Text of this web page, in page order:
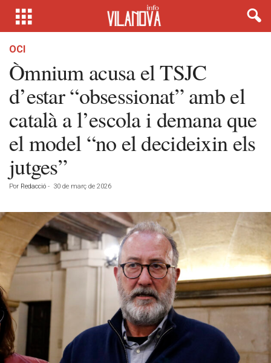
OCI
Òmnium acusa el TSJC
d’estar “obsessionat” amb el
català a l’escola i demana que
el model “no el decideixin els
jutges”
Por Redacció - 30 de març de 2026